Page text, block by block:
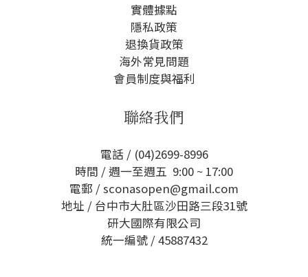
實體據點
隱私政策
退換貨政策
海外常見問題
會員制度與福利
聯絡我們
電話 / (04)2699-8996
時間 / 週一至週五 9:00 ~ 17:00
電郵 / sconasopen@gmail.com
地址 / 台中市大肚區沙田路三段31號
研大國際有限公司
統一編號 / 45887432